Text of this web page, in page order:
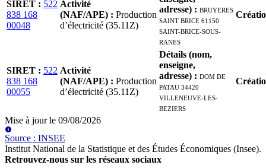
SIRET : 522
838 168
00048
Activité
(NAF/APE) : Production
d’électricité (35.11Z)
adresse) : BRUYERES
SAINT BRICE 61150
SAINT-BRICE-SOUS-
RANES
SIRET : 522
838 168
00055
Activité
(NAF/APE) : Production
d’électricité (35.11Z)
Détails (nom,
enseigne,
adresse) : DOM DE
PATAU 34420
VILLENEUVE-LES-
BEZIERS
Mise à jour le 09/08/2026
Source : INSEE
Institut National de la Statistique et des Études Économiques (Insee).
Retrouvez-nous sur les réseaux sociaux